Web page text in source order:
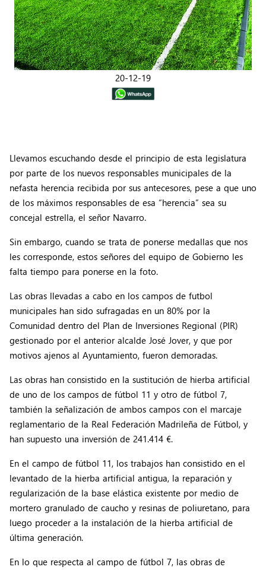
20-12-19
Llevamos escuchando desde el principio de esta legislatura
por parte de los nuevos responsables municipales de la
nefasta herencia recibida por sus antecesores, pese a que uno
de los máximos responsables de esa “herencia” sea su
concejal estrella, el señor Navarro.
Sin embargo, cuando se trata de ponerse medallas que nos
les corresponde, estos señores del equipo de Gobierno les
falta tiempo para ponerse en la foto.
Las obras llevadas a cabo en los campos de futbol
municipales han sido sufragadas en un 80% por la
Comunidad dentro del Plan de Inversiones Regional (PIR)
gestionado por el anterior alcalde José Jover, y que por
motivos ajenos al Ayuntamiento, fueron demoradas.
Las obras han consistido en la sustitución de hierba artificial
de uno de los campos de fútbol 11 y otro de fútbol 7,
también la señalización de ambos campos con el marcaje
reglamentario de la Real Federación Madrileña de Fútbol, y
han supuesto una inversión de 241.414 €.
En el campo de fútbol 11, los trabajos han consistido en el
levantado de la hierba artificial antigua, la reparación y
regularización de la base elástica existente por medio de
mortero granulado de caucho y resinas de poliuretano, para
luego proceder a la instalación de la hierba artificial de
última generación.
En lo que respecta al campo de fútbol 7, las obras de